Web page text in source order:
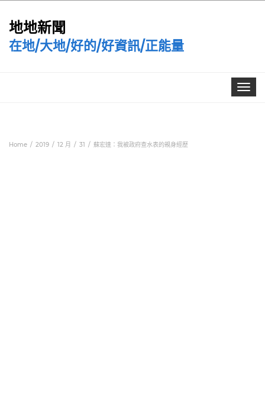
地地新聞
在地/大地/好的/好資訊/正能量
Toggle
Home 2019 12 月 31 蘇宏達：我被政府查水表的親身經歷